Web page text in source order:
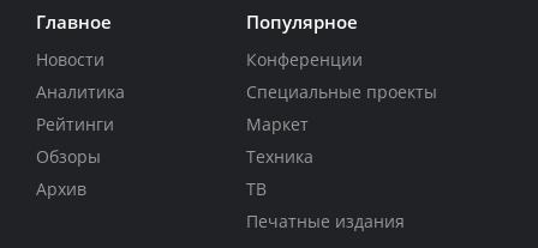
Главное
Новости
Аналитика
Рейтинги
Обзоры
Архив
Популярное
Конференции
Специальные проекты
Маркет
Техника
ТВ
Печатные издания